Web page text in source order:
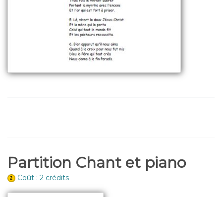
Partition Chant et piano
Coût : 2 crédits